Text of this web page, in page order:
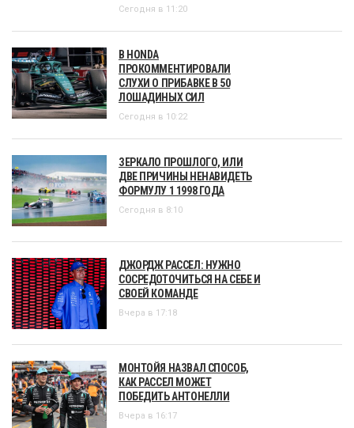
Сегодня в 11:20
В HONDA
ПРОКОММЕНТИРОВАЛИ
СЛУХИ О ПРИБАВКЕ В 50
ЛОШАДИНЫХ СИЛ
Сегодня в 10:22
ЗЕРКАЛО ПРОШЛОГО, ИЛИ
ДВЕ ПРИЧИНЫ НЕНАВИДЕТЬ
ФОРМУЛУ 1 1998 ГОДА
Сегодня в 8:10
ДЖОРДЖ РАССЕЛ: НУЖНО
СОСРЕДОТОЧИТЬСЯ НА СЕБЕ И
СВОЕЙ КОМАНДЕ
Вчера в 17:18
МОНТОЙЯ НАЗВАЛ СПОСОБ,
КАК РАССЕЛ МОЖЕТ
ПОБЕДИТЬ АНТОНЕЛЛИ
Вчера в 16:17